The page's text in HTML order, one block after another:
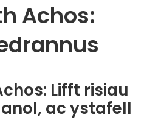
Achos:
Lifft risiau
ac ystafell